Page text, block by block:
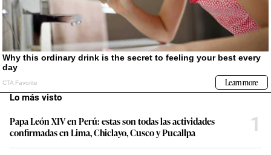
Lo más visto
Papa León XIV en Perú: estas son todas las actividades
confirmadas en Lima, Chiclayo, Cusco y Pucallpa
1